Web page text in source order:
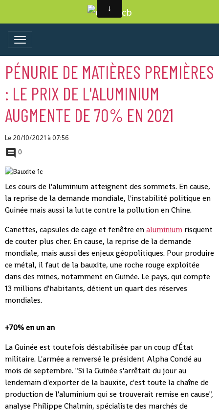
PÉNURIE DE MATIÈRES PREMIÈRES
: LE PRIX DE L'ALUMINIUM
AUGMENTE DE 70% EN 2021
Le 20/10/2021 à 07:56
0
Les cours de l'aluminium atteignent des sommets. En cause,
la reprise de la demande mondiale, l'instabilité politique en
Guinée mais aussi la lutte contre la pollution en Chine.
Canettes, capsules de cage et fenêtre enaluminium risquent
de couter plus cher. En cause, la reprise de la demande
mondiale, mais aussi des enjeux géopolitiques. Pour produire
ce métal, il faut de la bauxite, une roche rouge exploitée
dans des mines, notamment en Guinée. Le pays, qui compte
13 millions d'habitants, détient un quart des réserves
mondiales.
+70% en un an
La Guinée est toutefois déstabilisée par un coup d'État
militaire. L'armée a renversé le président Alpha Condé au
mois de septembre. "Si la Guinée s'arrêtait du jour au
lendemain d'exporter de la bauxite, c'est toute la chaîne de
production de l'aluminium qui se trouverait remise en cause",
analyse Philippe Chalmin, spécialiste des marchés de